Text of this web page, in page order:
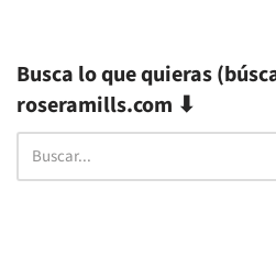
Busca lo que quieras
roseramills.com ⬇